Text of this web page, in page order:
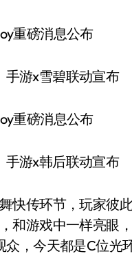
游x雪碧联动宣布
游x韩后联动宣布
传环节，玩家彼
和游戏中一样亮眼
，今天都是C位光